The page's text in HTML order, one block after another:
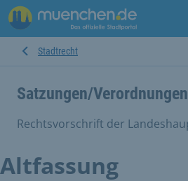
Stadtrecht
Satzungen/Verordnungen
Rechtsvorschrift der
Altfassung